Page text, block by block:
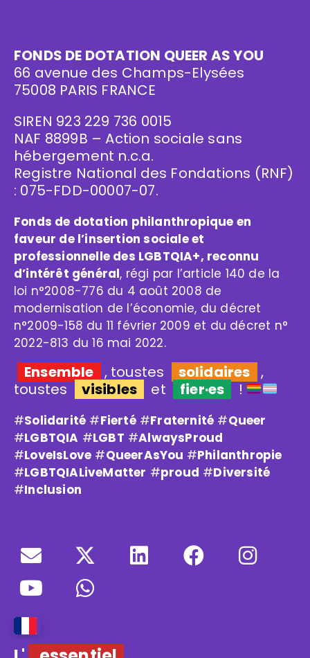
FONDS DE DOTATION QUEER AS YOU
66 avenue des Champs-Elysées
75008 PARIS FRANCE
SIREN 923 229 736 0015
NAF 8899B – Action sociale sans
hébergement n.c.a.
Registre National des Fondations (RNF)
: 075-FDD-00007-07.
Fonds de dotation philanthropique en
faveur de l’insertion sociale et
professionnelle des LGBTQIA+, reconnu
d’intérêt général, régi par l’article 140 de la
loi n°2008-776 du 4 août 2008 de
modernisation de l’économie, du décret
n°2009-158 du 11 février 2009 et du décret n°
2022-813 du 16 mai 2022.
Ensemble , toustes solidaires ,
toustes
visibles et fier·es !
#Solidarité #Fierté#Fraternité #Queer
#LGBTQIA #LGBT #AlwaysProud
#LoveIsLove #QueerAsYou #Philanthropie
#LGBTQIALiveMatter #proud #Diversité
#Inclusion